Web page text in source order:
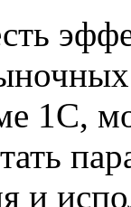
1С,
и